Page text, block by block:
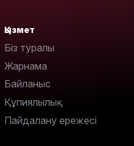
Қызмет
Біз туралы
Жарнама
Байланыс
Құпиялылық
Пайдалану ережесі